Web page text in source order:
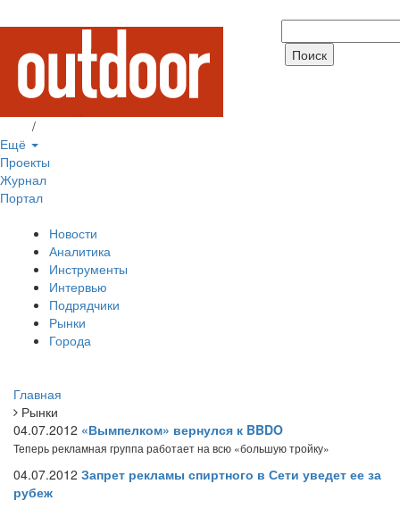
/
Ещё
Проекты
Журнал
Портал
Новости
Аналитика
Инструменты
Интервью
Подрядчики
Рынки
Города
Главная
Рынки
04.07.2012 «Вымпелком» вернулся к BBDO
Теперь рекламная группа работает на всю «большую тройку»
04.07.2012 Запрет рекламы спиртного в Сети уведет ее за
рубеж